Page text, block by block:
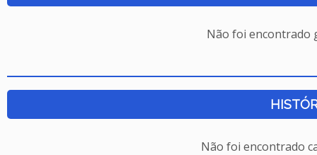
Não foi encontrado
Não foi encontrado